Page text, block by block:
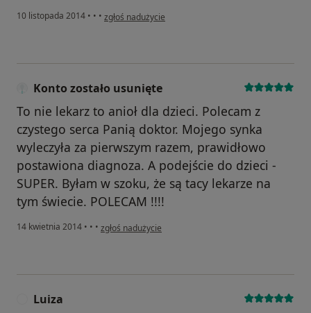
10 listopada 2014 • • • w opinii użytkownika Konto zostało usunięte
zgłoś nadużycie
Konto zostało usunięte
To nie lekarz to anioł dla dzieci. Polecam z
czystego serca Panią doktor. Mojego synka
wyleczyła za pierwszym razem, prawidłowo
postawiona diagnoza. A podejście do dzieci -
SUPER. Byłam w szoku, że są tacy lekarze na
tym świecie. POLECAM !!!!
14 kwietnia 2014 • • • w opinii użytkownika Konto zostało usunięte
zgłoś nadużycie
Luiza